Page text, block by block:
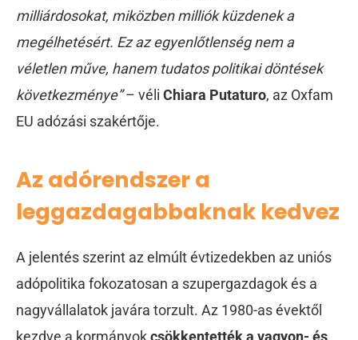
milliárdosokat, miközben milliók küzdenek a
megélhetésért. Ez az egyenlőtlenség nem a
véletlen műve, hanem tudatos politikai döntések
következménye”– véli Chiara Putaturo, az Oxfam
EU adózási szakértője.
Az adórendszer a
leggazdagabbaknak kedvez
A jelentés szerint az elmúlt évtizedekben az uniós
adópolitika fokozatosan a szupergazdagok és a
nagyvállalatok javára torzult. Az 1980-as évektől
kezdve a kormányokcsökkentették a vagyon- és